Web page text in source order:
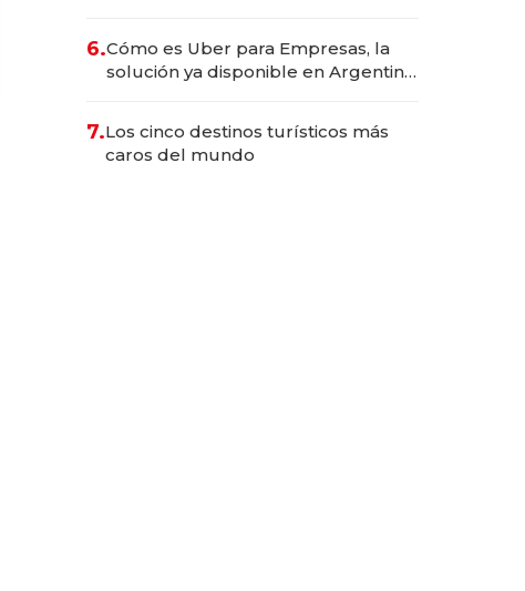
agonizaría"
6.Cómo es Uber para Empresas, la
solución ya disponible en Argentina
7.Los cinco destinos turísticos más
caros del mundo